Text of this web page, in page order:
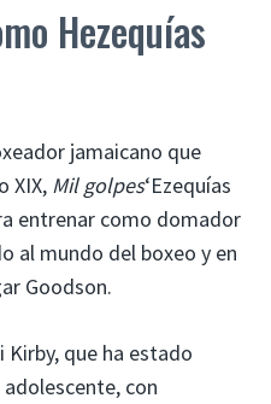
Hezequías
jamaicano que
XIX, Mil golpes‘Ezequías
entrenar como domador
al mundo del boxeo y en
Goodson.
que ha estado
con